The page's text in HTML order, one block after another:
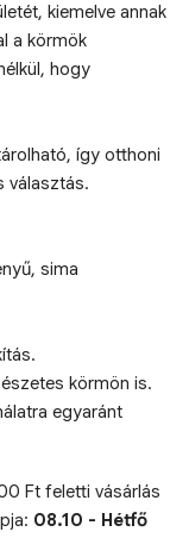
kiemelve annak
a körmök
hogy
így otthoni
választás.
sima
körmön is.
egyaránt
Ft feletti vásárlás
08.10 - Hétfő